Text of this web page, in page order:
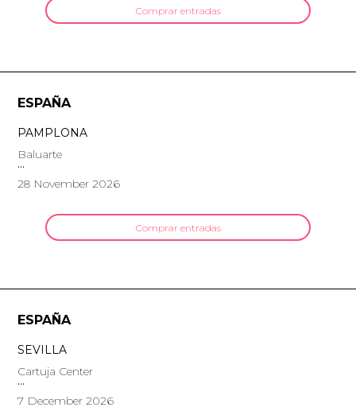
Comprar entradas
ESPAÑA
PAMPLONA
Baluarte
28 November 2026
Comprar entradas
ESPAÑA
SEVILLA
Cartuja Center
7 December 2026